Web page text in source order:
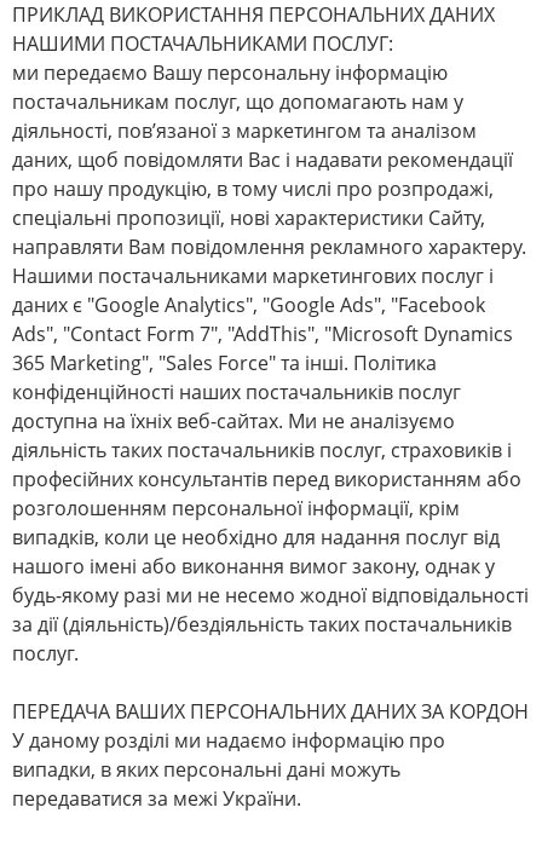
ПРИКЛАД ВИКОРИСТАННЯ ПЕРСОНАЛЬНИХ ДАНИХ
НАШИМИ ПОСТАЧАЛЬНИКАМИ ПОСЛУГ:
ми передаємо Вашу персональну інформацію
постачальникам послуг, що допомагають нам у
діяльності, пов’язаної з маркетингом та аналізом
даних, щоб повідомляти Вас і надавати рекомендації
про нашу продукцію, в тому числі про розпродажі,
спеціальні пропозиції, нові характеристики Сайту,
направляти Вам повідомлення рекламного характеру.
Нашими постачальниками маркетингових послуг і
даних є "Google Analytics", "Google Ads", "Facebook
Ads", "Contact Form 7", "AddThis", "Microsoft Dynamics
365 Marketing", "Sales Force" та інші. Політика
конфіденційності наших постачальників послуг
доступна на їхніх веб-сайтах. Ми не аналізуємо
діяльність таких постачальників послуг, страховиків і
професійних консультантів перед використанням або
розголошенням персональної інформації, крім
випадків, коли це необхідно для надання послуг від
нашого імені або виконання вимог закону, однак у
будь-якому разі ми не несемо жодної відповідальності
за дії (діяльність)/бездіяльність таких постачальників
послуг.
ПЕРЕДАЧА ВАШИХ ПЕРСОНАЛЬНИХ ДАНИХ ЗА КОРДОН
У даному розділі ми надаємо інформацію про
випадки, в яких персональні дані можуть
передаватися за межі України.